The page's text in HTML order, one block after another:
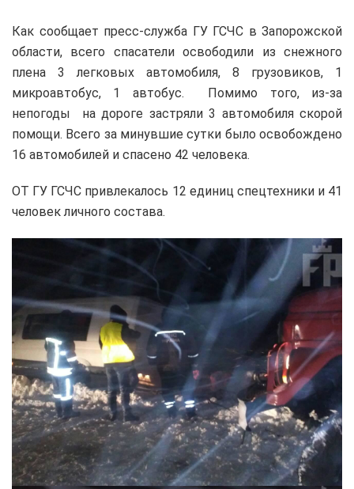
Как сообщает пресс-служба ГУ ГСЧС в Запорожской
области, всего спасатели освободили из снежного
плена 3 легковых автомобиля, 8 грузовиков, 1
микроавтобус, 1 автобус. Помимо того, из-за
непогоды на дороге застряли 3 автомобиля скорой
помощи. Всего за минувшие сутки было освобождено
16 автомобилей и спасено 42 человека.
ОТ ГУ ГСЧС привлекалось 12 единиц спецтехники и 41
человек личного состава.